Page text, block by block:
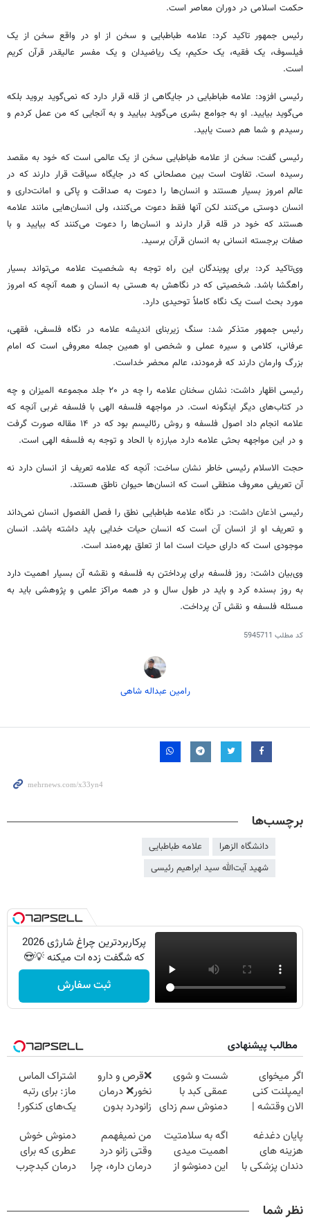
حکمت اسلامی در دوران معاصر است.
رئیس جمهور تاکید کرد: علامه طباطبایی و سخن از او در واقع سخن از یک
فیلسوف، یک فقیه، یک حکیم، یک ریاضیدان و یک مفسر عالیقدر قرآن کریم
است.
رئیسی افزود: علامه طباطبایی در جایگاهی از قله قرار دارد که نمی‌گوید بروید بلکه
می‌گوید بیایید. او به جوامع بشری می‌گوید بیایید و به آنجایی که من عمل کردم و
رسیدم و شما هم دست یابید.
رئیسی گفت: سخن از علامه طباطبایی سخن از یک عالمی است که خود به مقصد
رسیده است. تفاوت است بین مصلحانی که در جایگاه سیاقت قرار دارند که در
عالم امروز بسیار هستند و انسان‌ها را دعوت به صداقت و پاکی و امانت‌داری و
انسان دوستی می‌کنند لکن آنها فقط دعوت می‌کنند، ولی انسان‌هایی مانند علامه
هستند که خود در قله قرار دارند و انسان‌ها را دعوت می‌کنند که بیایید و با
صفات برجسته انسانی به انسان قرآن برسید.
وی‌تاکید کرد: برای پویندگان این راه توجه به شخصیت علامه می‌تواند بسیار
راهگشا باشد. شخصیتی که در نگاهش به هستی به انسان و همه آنچه که امروز
مورد بحث است یک نگاه کاملاً توحیدی دارد.
رئیس جمهور متذکر شد: سنگ زیربنای اندیشه علامه در نگاه فلسفی، فقهی،
عرفانی، کلامی و سیره عملی و شخصی او همین جمله معروفی است که امام
بزرگ وارمان دارند که فرمودند، عالم محضر خداست.
رئیسی اظهار داشت: نشان سخنان علامه را چه در ۲۰ جلد مجموعه المیزان و چه
در کتاب‌های دیگر اینگونه است. در مواجهه فلسفه الهی با فلسفه غربی آنچه که
علامه انجام داد اصول فلسفه و روش رئالیسم بود که در ۱۴ مقاله صورت گرفت
و در این مواجهه بحثی علامه دارد مبارزه با الحاد و توجه به فلسفه الهی است.
حجت الاسلام رئیسی خاطر نشان ساخت: آنچه که علامه تعریف از انسان دارد نه
آن تعریفی معروف منطقی است که انسان‌ها حیوان ناطق هستند.
رئیسی اذعان داشت: در نگاه علامه طباطبایی نطق را فصل الفصول انسان نمی‌داند
و تعریف او از انسان آن است که انسان حیات خدایی باید داشته باشد. انسان
موجودی است که دارای حیات است اما از تعلق بهره‌مند است.
وی‌بیان داشت: روز فلسفه برای پرداختن به فلسفه و نقشه آن بسیار اهمیت دارد
به روز بسنده کرد و باید در طول سال و در همه مراکز علمی و پژوهشی باید به
مسئله فلسفه و نقش آن پرداخت.
کد مطلب 5945711
رامین عبداله شاهی
برچسب‌ها
دانشگاه الزهرا
علامه طباطبایی
شهید آیت‌الله سید ابراهیم رئیسی
پرکاربردترین چراغ شارژی 2026
که شگفت زده ات میکنه 💡😍
ثبت سفارش
مطالب پیشنهادی
اگر میخوای
ایمپلنت کنی
الان وقتشه |
میلیون تومان!!!
شست و شوی
عمقی کبد با
دمنوش سم زدای
❌قرص‌ و دارو
نخور❌ درمان
زانودرد بدون
اشتراک الماس
ماز: برای رتبه
یک‌های کنکور!
پایان دغدغه
هزینه های
دندان پزشکی با
اگه به سلامتیت
اهمیت میدی
این دمنوشو از
من نمیفهمم
وقتی زانو درد
درمان داره، چرا
دمنوش خوش
عطری که برای
درمان کبدچرب
نظر شما